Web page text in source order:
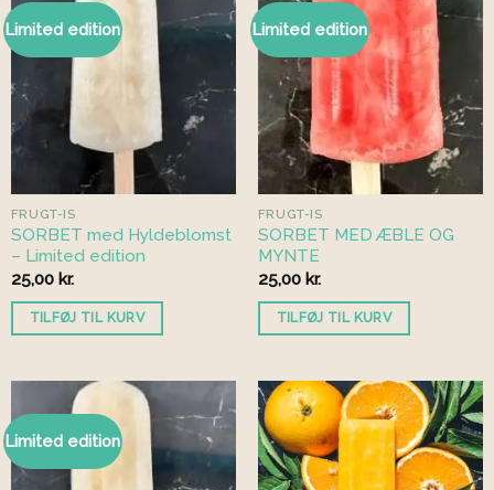
Limited edition
FRUGT-IS
SORBET med Hyldeblomst
– Limited edition
25,00 kr.
TILFØJ TIL KURV
Limited edition
FRUGT-IS
SORBET MED ÆBLE OG
MYNTE
25,00 kr.
TILFØJ TIL KURV
Limited edition